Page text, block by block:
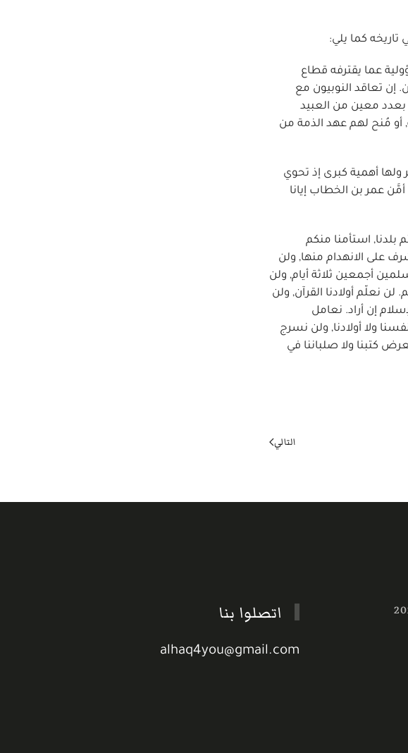
عما يقترفه قطاع
المصريين. إن تعاقد النوبيون مع
بعدد معين من العبيد
أو مُنح لهم عهد الذمة من
أهمية كبرى إذ تحوي
بعلاقة المسلمين مع أهل الذمة. يقول سراج الدين الطرشوشي (1126): لما أمَّن عمر بن الخطاب إيانا
بلدنا, استأمنا منكم
على الانهدام منها, ولن
أجمعين ثلاثة أيام, ولن
نعلّم أولادنا القرآن, ولن
إن أراد. نعامل
ولا أولادنا, ولن نسرج
كتبنا ولا صلباننا في
التالي
اتصلوا بنا
alhaq4you@gmail.com